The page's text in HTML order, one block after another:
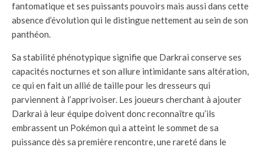
fantomatique et ses puissants pouvoirs mais aussi dans cette
absence d’évolution qui le distingue nettement au sein de son
panthéon.
Sa stabilité phénotypique signifie que Darkrai conserve ses
capacités nocturnes et son allure intimidante sans altération,
ce qui en fait un allié de taille pour les dresseurs qui
parviennent à l’apprivoiser. Les joueurs cherchant à ajouter
Darkrai à leur équipe doivent donc reconnaître qu’ils
embrassent un Pokémon qui a atteint le sommet de sa
puissance dès sa première rencontre, une rareté dans le